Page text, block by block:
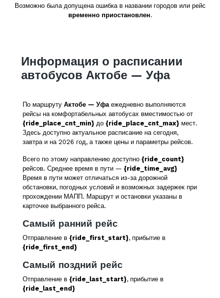
Возможно была допущена ошибка в названии городов или рейс
временно приостановлен.
Информация о расписании
автобусов Актобе — Уфа
По маршруту Актобе — Уфаежедневно выполняются
рейсы на комфортабельных автобусах вместимостью от
{ride_place_cnt_min} до {ride_place_cnt_max} мест.
Здесь доступно актуальное расписание на сегодня,
завтра и на 2026 год, а также цены и параметры рейсов.
Всего по этому направлению доступно {ride_count}
рейсов. Среднее время в пути — {ride_time_avg}
Время в пути может отличаться из-за дорожной
обстановки, погодных условий и возможных задержек при
прохождении МАПП. Маршрут и остановки указаны в
карточке выбранного рейса.
Самый ранний рейс
Отправление в {ride_first_start}, прибытие в
{ride_first_end}
Самый поздний рейс
Отправление в {ride_last_start}, прибытие в
{ride_last_end}